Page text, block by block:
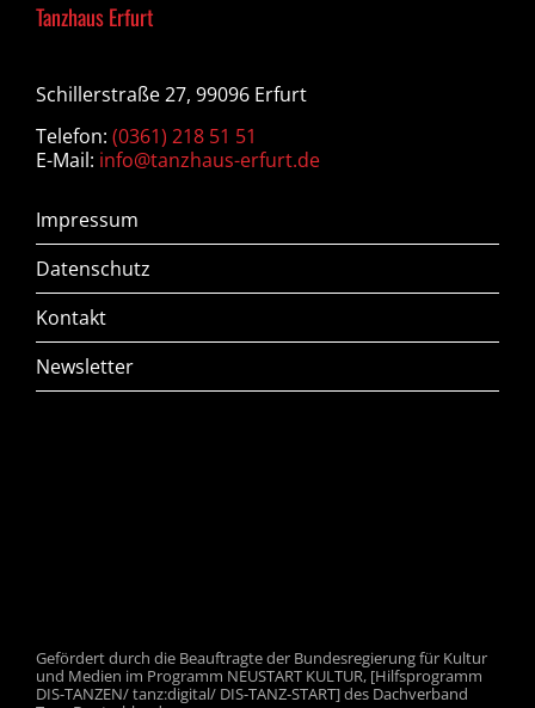
Tanzhaus Erfurt
Schillerstraße 27, 99096 Erfurt
Telefon: (0361) 218 51 51
E-Mail: info@tanzhaus-erfurt.de
Impressum
Datenschutz
Kontakt
Newsletter
Gefördert durch die Beauftragte der Bundesregierung für Kultur
und Medien im Programm NEUSTART KULTUR, [Hilfsprogramm
DIS-TANZEN/ tanz:digital/ DIS-TANZ-START] des Dachverband